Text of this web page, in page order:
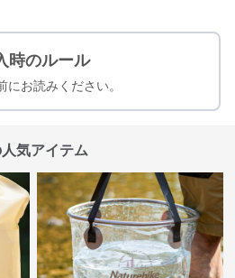
時のルール
にお読みください。
気アイテム